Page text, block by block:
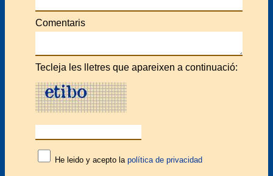
Comentaris
Tecleja les lletres que apareixen a continuació:
He leido y acepto la política de privacidad